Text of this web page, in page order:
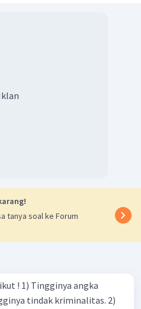
tanya soal ke Forum
angka
tindak kriminalitas. 2)